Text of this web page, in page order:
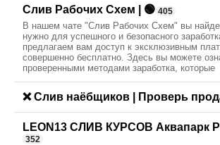
Слив Рабочих Схем | 🟢 405
В нашем чате "Слив Рабочих Схем" вы
нужно для успешного и безопасного
предлагаем вам доступ к эксклюзивным
совершенно бесплатно. Здесь вы можете
проверенными методами заработка, которые
❌ Слив наёбщиков | Проверь
LEON13 СЛИВ КУРСОВ Аквапарк
352